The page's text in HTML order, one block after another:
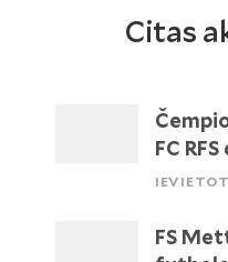
Citas
FC
FS